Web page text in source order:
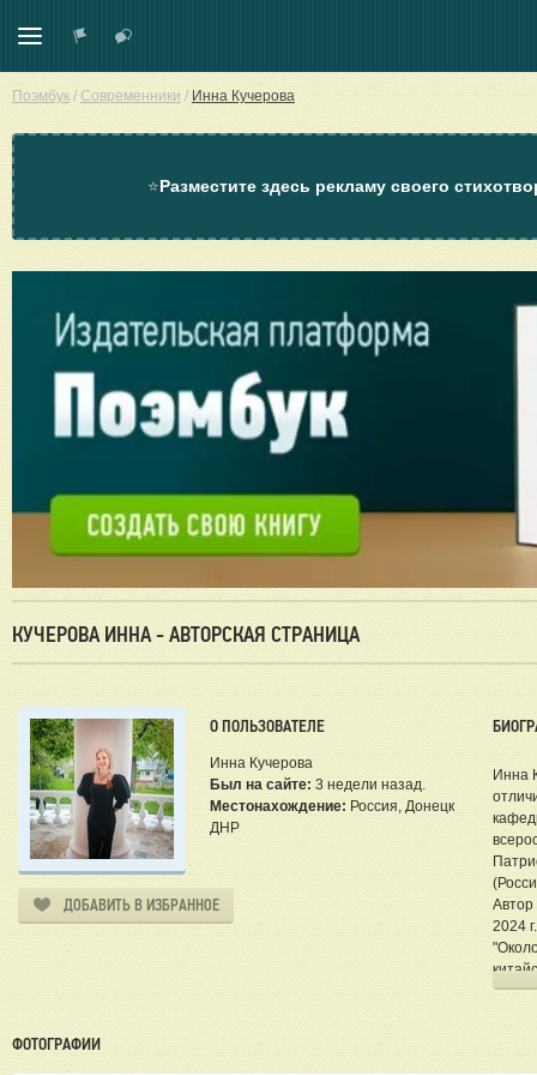
Поэмбук / Современники / Инна Кучерова
⭐Разместите здесь рекламу своего
КУЧЕРОВА ИННА - АВТОРСКАЯ СТРАНИЦА
О ПОЛЬЗОВАТЕЛЕ
Инна Кучерова
Был на сайте: 3 недели назад.
Местонахождение: Россия, Донецк
ДНР
ДОБАВИТЬ В ИЗБРАННОЕ
Инна
Автор
2024
С
ФОТОГРАФИИ